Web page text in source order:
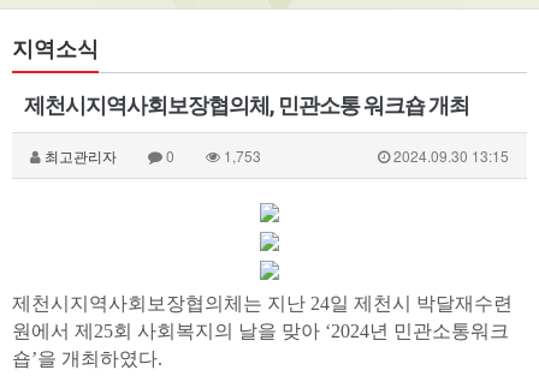
지역소식
제천시지역사회보장협의체, 민관소통 워크숍 개최
최고관리자 0 1,753 2024.09.30 13:15
제천시지역사회보장협의체는 지난 24일 제천시 박달재수련
원에서 제25회 사회복지의 날을 맞아 ‘2024년 민관소통워크
숍’을 개최하였다.